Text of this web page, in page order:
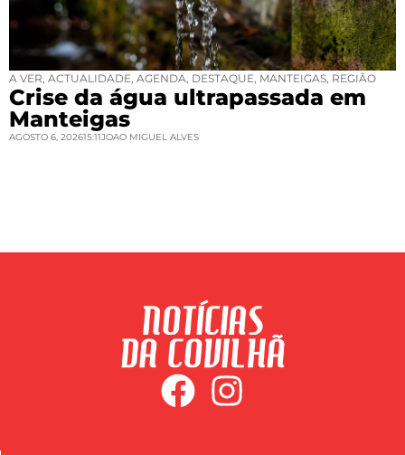
A VER ACTUALIDADE AGENDA DESTAQUE MANTEIGAS REGIÃO
Crise da água ultrapassada em
Manteigas
AGOSTO 6, 202615:11JOAO MIGUEL ALVES